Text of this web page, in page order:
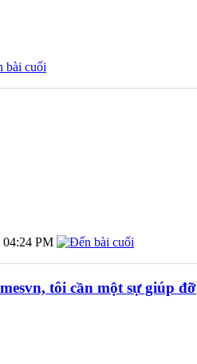
04:24 PM
tôi cần một sự giúp đỡ